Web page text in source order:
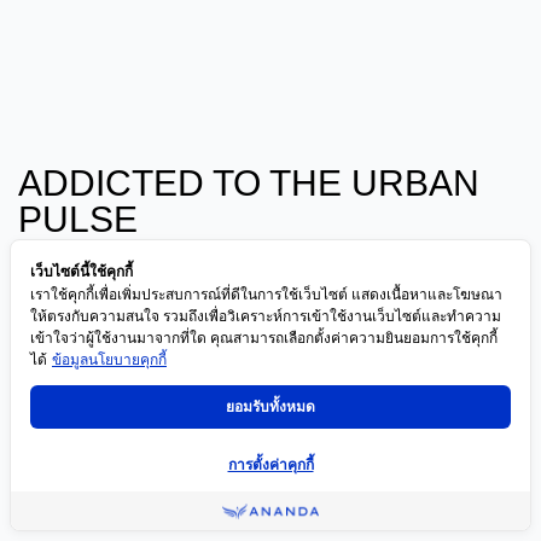
ADDICTED TO THE URBAN
PULSE
- STAY AHEAD OF THE CITY'S RHYTHM WITH
THE LASTEST NEWS, EMERGING TRENDS, AND
THE CULTURE SHAPING MODERN URBAN LIFE,
NOT JUST KEEPING UP, BUT TRULY LIVING IT.
เว็บไซต์นี้ใช้คุกกี้
เราใช้คุกกี้เพื่อเพิ่มประสบการณ์ที่ดีในการใช้เว็บไซต์ แสดงเนื้อหาและโฆษณา
ให้ตรงกับความสนใจ รวมถึงเพื่อวิเคราะห์การเข้าใช้งานเว็บไซต์และทำความ
เข้าใจว่าผู้ใช้งานมาจากที่ใด คุณสามารถเลือกตั้งค่าความยินยอมการใช้คุกกี้
ได้ ข้อมูลนโยบายคุกกี้
ยอมรับทั้งหมด
การตั้งค่าคุกกี้